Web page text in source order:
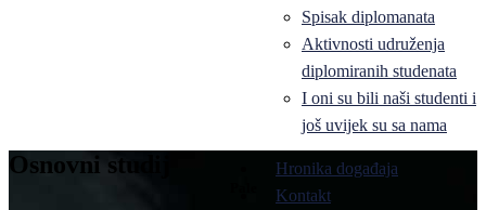
Spisak diplomanata
Aktivnosti udruženja
diplomiranih studenata
I oni su bili naši studenti i
još uvijek su sa nama
Hronika događaja
Kontakt
Osnovni studij